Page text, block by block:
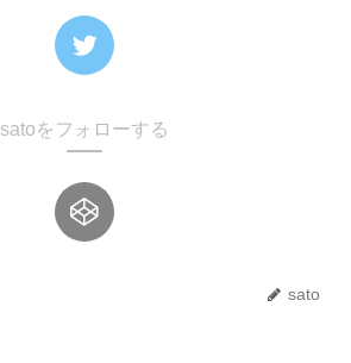
satoをフォローする
sato